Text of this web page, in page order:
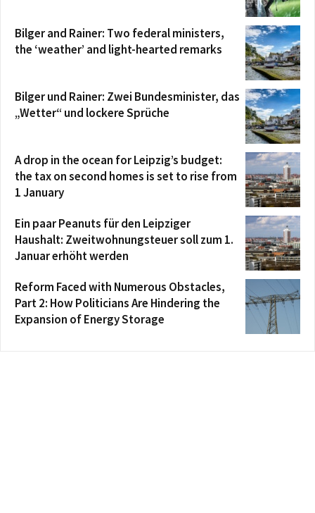
Bilger and Rainer: Two federal ministers,
the ‘weather’ and light-hearted remarks
Bilger und Rainer: Zwei Bundesminister, das
„Wetter“ und lockere Sprüche
A drop in the ocean for Leipzig’s budget:
the tax on second homes is set to rise from
1 January
Ein paar Peanuts für den Leipziger
Haushalt: Zweitwohnungsteuer soll zum 1.
Januar erhöht werden
Reform Faced with Numerous Obstacles,
Part 2: How Politicians Are Hindering the
Expansion of Energy Storage